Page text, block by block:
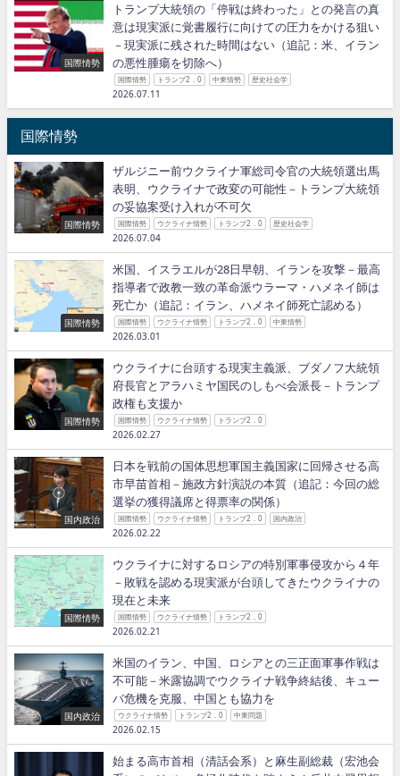
国際情勢
トランプ大統領の「停戦は終わった」との発言の真
意は現実派に覚書履行に向けての圧力をかける狙い
－現実派に残された時間はない（追記：米、イラン
の悪性腫瘍を切除へ）
国際情勢 トランプ2．0 中東情勢 歴史社会学
2026.07.11
国際情勢
国際情勢
ザルジニー前ウクライナ軍総司令官の大統領選出馬
表明、ウクライナで政変の可能性－トランプ大統領
の妥協案受け入れが不可欠
国際情勢 ウクライナ情勢 トランプ2．0 歴史社会学
2026.07.04
国際情勢
米国、イスラエルが28日早朝、イランを攻撃－最高
指導者で政教一致の革命派ウラーマ・ハメネイ師は
死亡か（追記：イラン、ハメネイ師死亡認める）
国際情勢 ウクライナ情勢 トランプ2．0 中東情勢
2026.03.01
国際情勢
ウクライナに台頭する現実主義派、ブダノフ大統領
府長官とアラハミヤ国民のしもべ会派長－トランプ
政権も支援か
国際情勢 ウクライナ情勢 トランプ2．0
2026.02.27
国内政治
日本を戦前の国体思想軍国主義国家に回帰させる高
市早苗首相－施政方針演説の本質（追記：今回の総
選挙の獲得議席と得票率の関係）
国際情勢 ウクライナ情勢 トランプ2．0 国内政治
2026.02.22
国際情勢
ウクライナに対するロシアの特別軍事侵攻から４年
－敗戦を認める現実派が台頭してきたウクライナの
現在と未来
国際情勢 ウクライナ情勢 トランプ2．0
2026.02.21
国内政治
米国のイラン、中国、ロシアとの三正面軍事作戦は
不可能－米露協調でウクライナ戦争終結後、キュー
バ危機を克服、中国とも協力を
ウクライナ情勢 トランプ2．0 中東問題
2026.02.15
始まる高市首相（清話会系）と麻生副総裁（宏池会